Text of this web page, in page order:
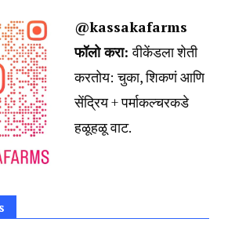
@kassakafarms
फॉलो करा:वीकेंडला शेती
करतोय: चुका, शिकणं आणि
सेंद्रिय + पर्माकल्चरकडे
हळूहळू वाट.